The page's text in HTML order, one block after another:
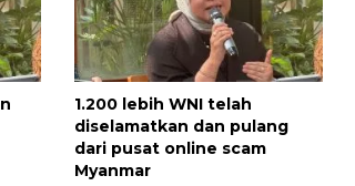
1.200 lebih WNI telah
diselamatkan dan pulang
dari pusat online scam
Myanmar